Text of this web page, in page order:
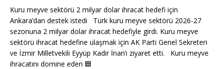
Kuru meyve sektörü 2 milyar dolar ihracat hedefi için
Ankara’dan destek istedi Türk kuru meyve sektörü 2026-27
sezonuna 2 milyar dolar ihracat hedefiyle girdi. Kuru meyve
sektörü ihracat hedefine ulaşmak için AK Parti Genel Sekreteri
ve İzmir Milletvekili Eyyüp Kadir İnan’ı ziyaret etti. Kuru meyve
ihracatını domine eden 🟦